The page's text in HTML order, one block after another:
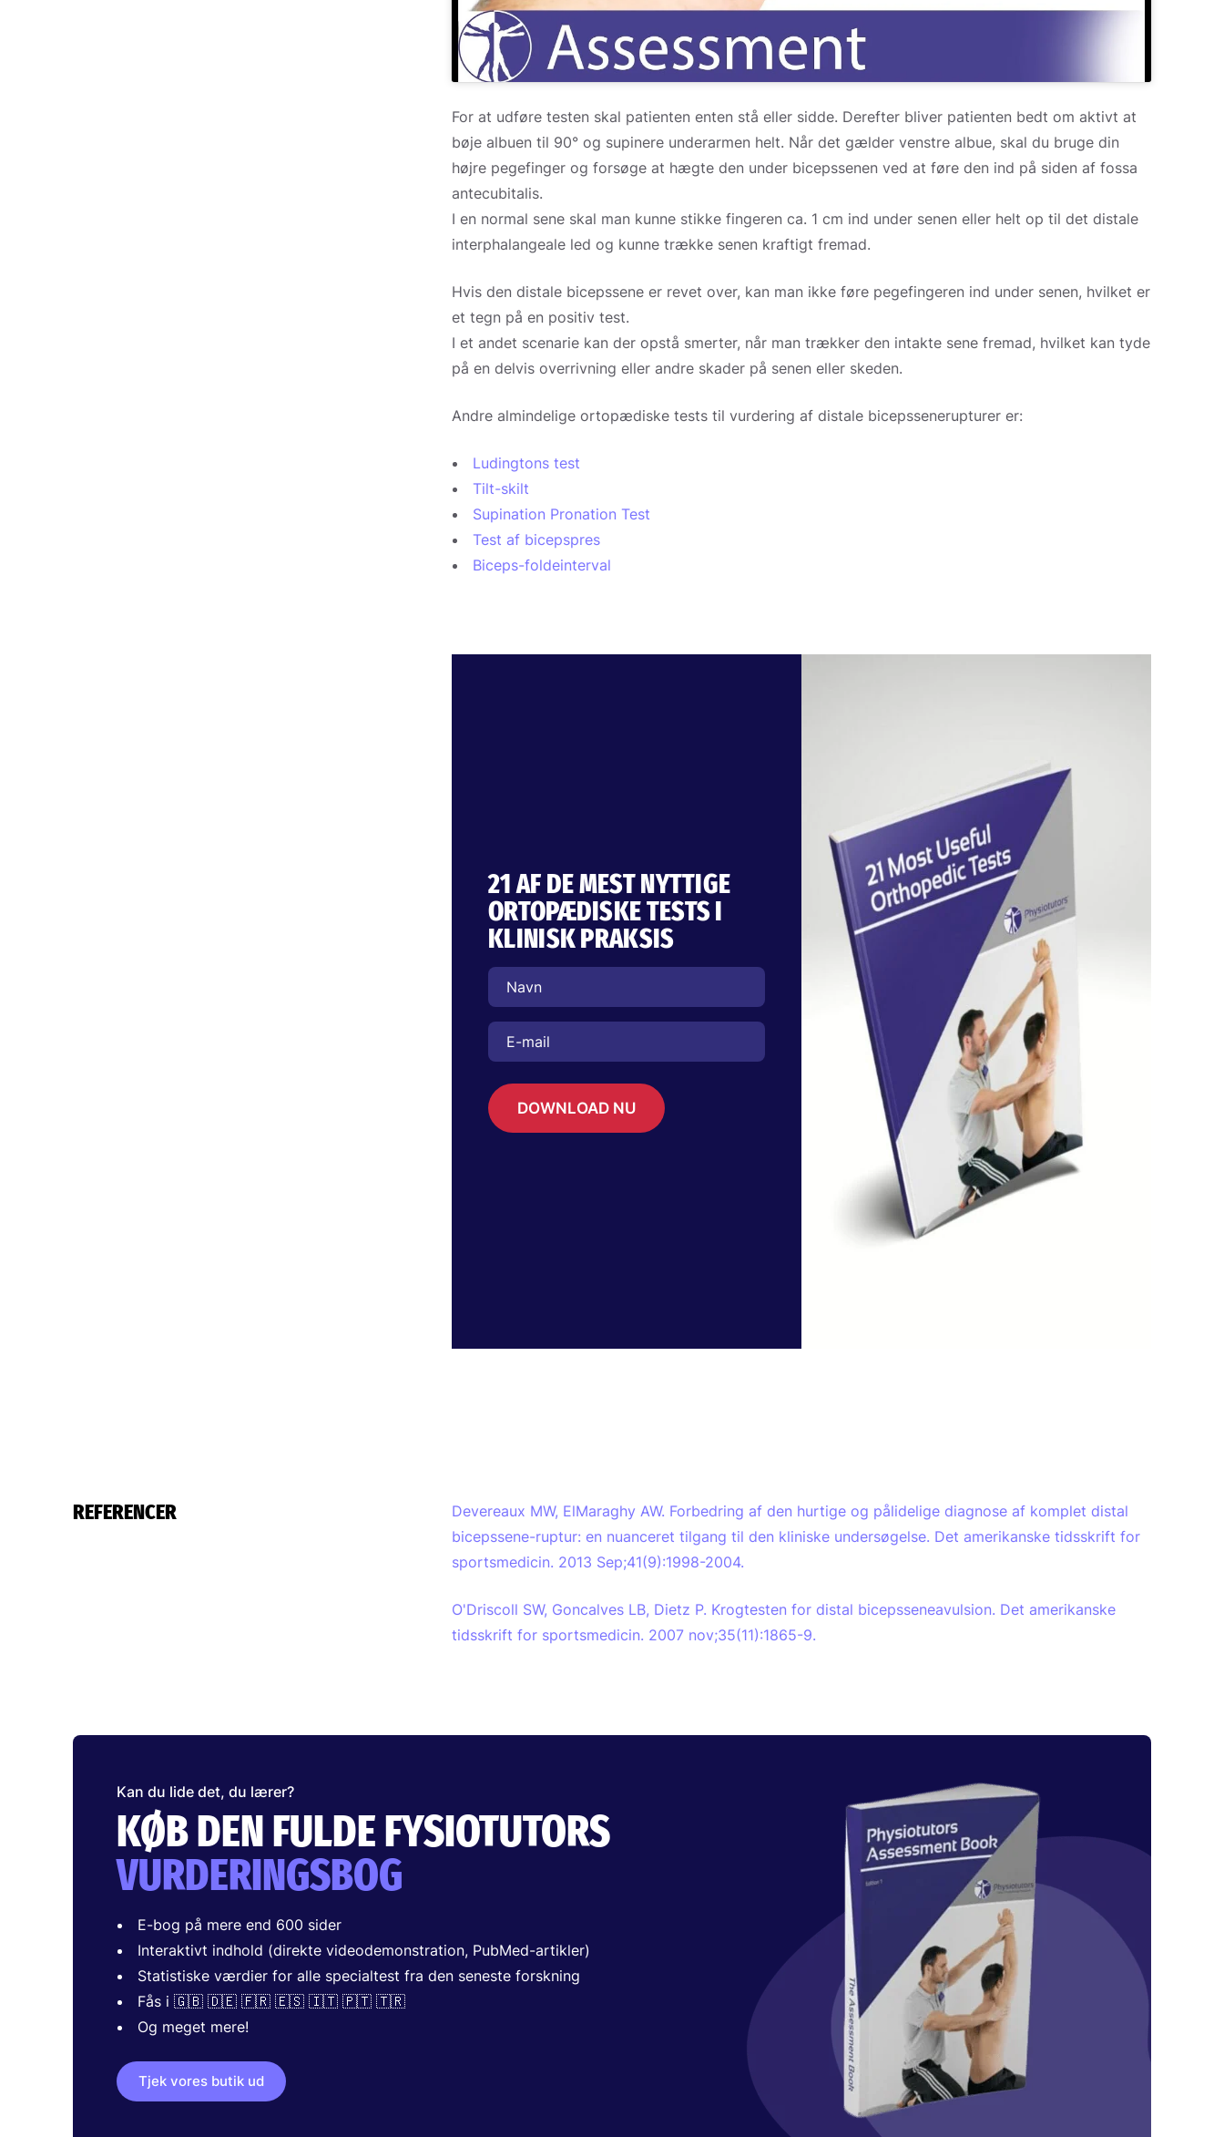
For at udføre testen skal patienten enten stå eller sidde. Derefter bliver patienten bedt om aktivt at
bøje albuen til 90° og supinere underarmen helt. Når det gælder venstre albue, skal du bruge din
højre pegefinger og forsøge at hægte den under bicepssenen ved at føre den ind på siden af fossa
antecubitalis.
I en normal sene skal man kunne stikke fingeren ca. 1 cm ind under senen eller helt op til det distale
interphalangeale led og kunne trække senen kraftigt fremad.
Hvis den distale bicepssene er revet over, kan man ikke føre pegefingeren ind under senen, hvilket er
et tegn på en positiv test.
I et andet scenarie kan der opstå smerter, når man trækker den intakte sene fremad, hvilket kan tyde
på en delvis overrivning eller andre skader på senen eller skeden.
Andre almindelige ortopædiske tests til vurdering af distale bicepssenerupturer er:
Ludingtons test
Tilt-skilt
Supination Pronation Test
Test af bicepspres
Biceps-foldeinterval
21 AF DE MEST NYTTIGE
ORTOPÆDISKE TESTS I
KLINISK PRAKSIS
DOWNLOAD NU
REFERENCER
Devereaux MW, ElMaraghy AW. Forbedring af den hurtige og pålidelige diagnose af komplet distal
bicepssene-ruptur: en nuanceret tilgang til den kliniske undersøgelse. Det amerikanske tidsskrift for
sportsmedicin. 2013 Sep;41(9):1998-2004.
O'Driscoll SW, Goncalves LB, Dietz P. Krogtesten for distal bicepsseneavulsion. Det amerikanske
tidsskrift for sportsmedicin. 2007 nov;35(11):1865-9.
Kan du lide det, du lærer?
KØB DEN FULDE FYSIOTUTORS
VURDERINGSBOG
E-bog på mere end 600 sider
Interaktivt indhold (direkte videodemonstration, PubMed-artikler)
Statistiske værdier for alle specialtest fra den seneste forskning
Fås i 🇬🇧 🇩🇪 🇫🇷 🇪🇸 🇮🇹 🇵🇹 🇹🇷
Og meget mere!
Tjek vores butik ud